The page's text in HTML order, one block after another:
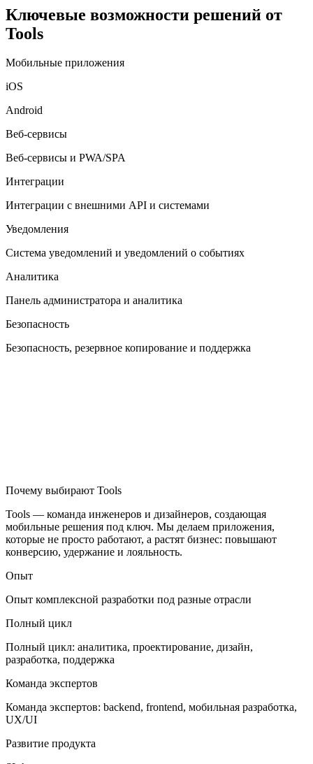
Ключевые возможности решений от
Tools
Мобильные приложения
iOS
Android
Веб-сервисы
Веб-сервисы и PWA/SPA
Интеграции
Интеграции с внешними API и системами
Уведомления
Система уведомлений и уведомлений о событиях
Аналитика
Панель администратора и аналитика
Безопасность
Безопасность, резервное копирование и поддержка
Почему выбирают Tools
Tools — команда инженеров и дизайнеров, создающая
мобильные решения под ключ. Мы делаем приложения,
которые не просто работают, а растят бизнес: повышают
конверсию, удержание и лояльность.
Опыт
Опыт комплексной разработки под разные отрасли
Полный цикл
Полный цикл: аналитика, проектирование, дизайн,
разработка, поддержка
Команда экспертов
Команда экспертов: backend, frontend, мобильная разработка,
UX/UI
Развитие продукта